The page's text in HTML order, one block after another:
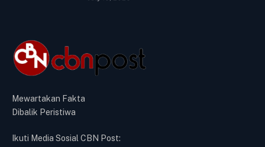
Mewartakan Fakta
Dibalik Peristiwa
Ikuti Media Sosial CBN Post: